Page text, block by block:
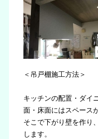
＜吊戸棚施工方法＞
キッチンの配置・ダイ
面・床面にはスペース
そこで下がり壁を作り
します。